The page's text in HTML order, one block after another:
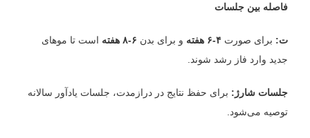
فاصله بین جلسات
ت: برای صورت۴-۶ هفته و برای بدن ۶-۸ هفته
است تا موهای
جدید وارد فاز رشد شوند.
جلسات شارژ: برای حفظ نتایج در درازمدت، جلسات یادآور سالانه
توصیه می‌شود.